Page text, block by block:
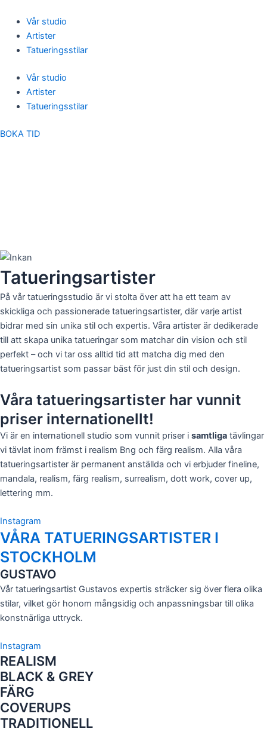
content
Vår studio
Artister
Tatueringsstilar
Vår studio
Artister
Tatueringsstilar
BOKA TID
Tatueringsartister
På vår tatueringsstudio är vi stolta över att ha ett team av
skickliga och passionerade tatueringsartister, där varje artist
bidrar med sin unika stil och expertis. Våra artister är dedikerade
till att skapa unika tatueringar som matchar din vision och stil
perfekt – och vi tar oss alltid tid att matcha dig med den
tatueringsartist som passar bäst för just din stil och design.
Våra tatueringsartister har vunnit
priser internationellt!
Vi är en internationell studio som vunnit priser i samtliga tävlingar
vi tävlat inom främst i realism Bng och färg realism. Alla våra
tatueringsartister är permanent anställda och vi erbjuder fineline,
mandala, realism, färg realism, surrealism, dott work, cover up,
lettering mm.
Instagram
VÅRA TATUERINGSARTISTER I
STOCKHOLM
GUSTAVO
Vår tatueringsartist Gustavos expertis sträcker sig över flera olika
stilar, vilket gör honom mångsidig och anpassningsbar till olika
konstnärliga uttryck.
Instagram
REALISM
BLACK & GREY
FÄRG
COVERUPS
TRADITIONELL